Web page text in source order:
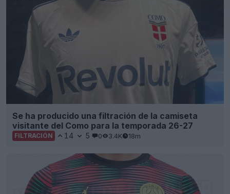
Se ha producido una filtración de la camiseta
visitante del Como para la temporada 26-27
FILTRACIÓN 14 5 0 3.4K 18m